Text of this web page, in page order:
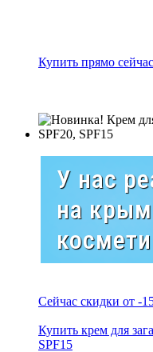
Купить прямо
У нас
на
Сейчас скидки от -
Купить крем для
SPF15